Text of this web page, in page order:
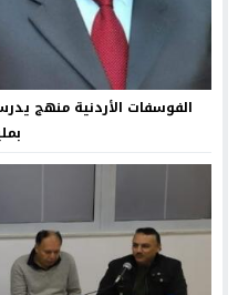
الفوسفات الأردنية منهج